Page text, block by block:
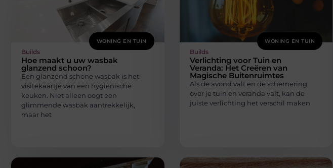
WONING EN TUIN
Builds
Hoe maakt u uw wasbak
glanzend schoon?
Een glanzend schone wasbak is het
visitekaartje van een hygiënische
keuken. Niet alleen oogt een
glimmende wasbak aantrekkelijk,
maar het
WONING EN TUIN
Builds
Verlichting voor Tuin en
Veranda: Het Creëren van
Magische Buitenruimtes
Als de avond valt en de schemering
over je tuin en veranda valt, kan de
juiste verlichting het verschil maken